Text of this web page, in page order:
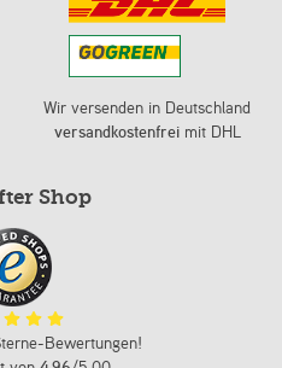
Wir versenden in Deutschland
versandkostenfreimit DHL
Shop
Bewertungen!